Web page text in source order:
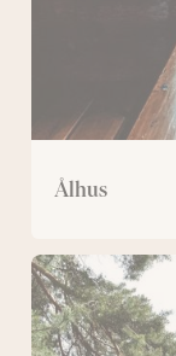
Ålhus
Magasinet